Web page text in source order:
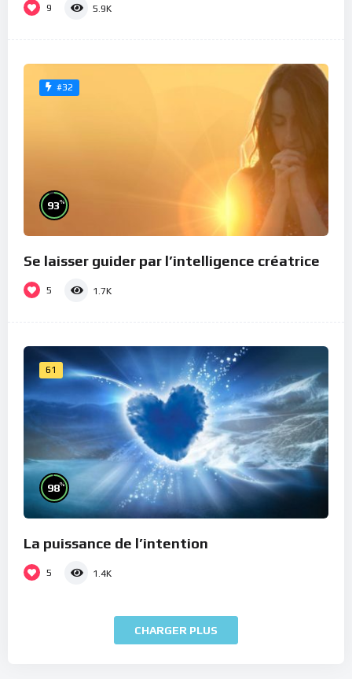
9 5.9K
#32
93%
Se laisser guider par l’intelligence créatrice
5 1.7K
61
98%
La puissance de l’intention
5 1.4K
CHARGER PLUS